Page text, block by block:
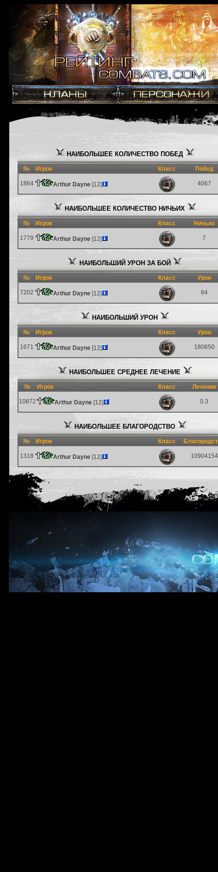
НАИБОЛЬШЕЕ КОЛИЧЕСТВО ПОБЕД
№ Игрок Класс Побед
1864 Arthur Dayne [12] 4067
НАИБОЛЬШЕЕ КОЛИЧЕСТВО НИЧЬИХ
№ Игрок Класс Ничьих
1779 Arthur Dayne [12] 7
НАИБОЛЬШИЙ УРОН ЗА БОЙ
№ Игрок Класс Урон
7202 Arthur Dayne [12] 64
НАИБОЛЬШИЙ УРОН
№ Игрок Класс Урон
1671 Arthur Dayne [12] 180650
НАИБОЛЬШЕЕ СРЕДНЕЕ ЛЕЧЕНИЕ
№ Игрок Класс Лечение
10872 Arthur Dayne [12] 0.3
НАИБОЛЬШЕЕ БЛАГОРОДСТВО
№ Игрок Класс
1318 Arthur Dayne [12] 10904154